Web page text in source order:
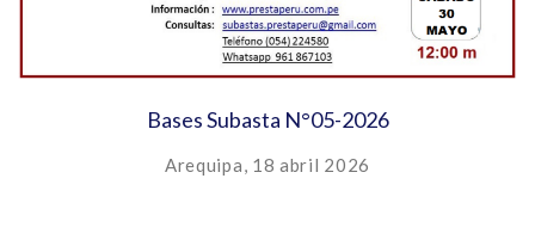
Bases Subasta N°05-2026
Arequipa, 18 abril 2026